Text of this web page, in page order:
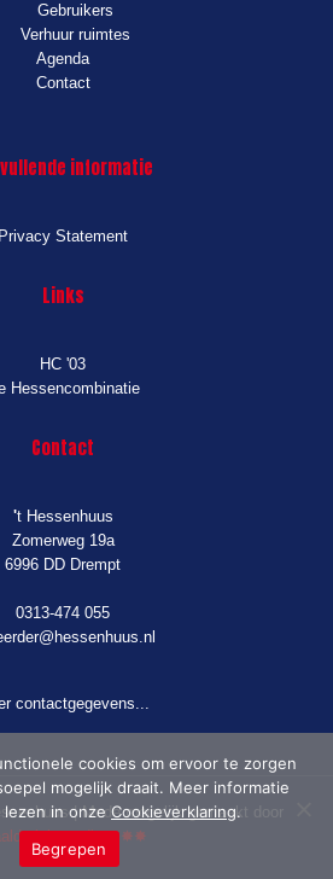
Gebruikers
Verhuur ruimtes
Agenda
Contact
informatie
Privacy Statement
Links
HC '03
Hessencombinatie
Contact
't Hessenhuus
Zomerweg 19a
6996 DD Drempt
0313-474 055
contactgegevens...
| Mede mogelijk gemaakt door
media ✸✸✸
cookies om ervoor te zorgen
mogelijk draait. Meer informatie
in onze Cookieverklaring.
Begrepen